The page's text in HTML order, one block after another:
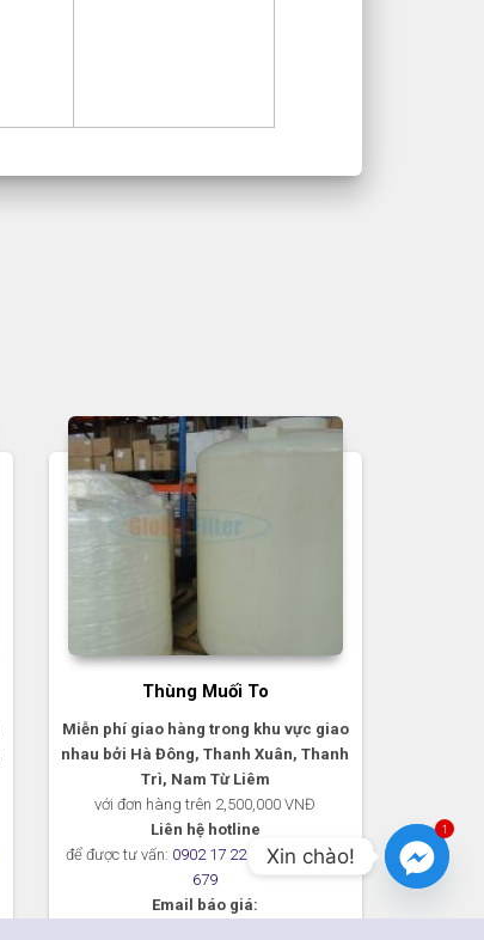
Thùng Muối To
Miễn phí giao hàng trong khu vực giao
nhau bởi Hà Đông, Thanh Xuân, Thanh
Trì, Nam Từ Liêm
với đơn hàng trên 2,500,000 VNĐ
Liên hệ hotline
để được tư vấn: 0902 17 22 99 –0989 558
679
Email báo giá:
1
Xin chào!